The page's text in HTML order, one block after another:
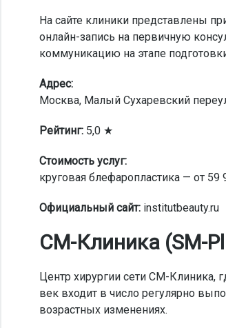
На сайте клиники представлены
онлайн-запись на первичную
коммуникацию на этапе
Адрес:
Москва, Малый Сухаревский
Рейтинг: 5,0 ★
Стоимость услуг:
круговая блефаропластика — от 59
Официальный сайт: institutbeauty.ru
СМ-Клиника (SM-
Центр хирургии сети СМ-Клиника,
век входит в число регулярно
возрастных изменениях.